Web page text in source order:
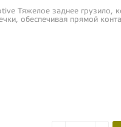
Тяжелое заднее грузило,
обеспечивая прямой